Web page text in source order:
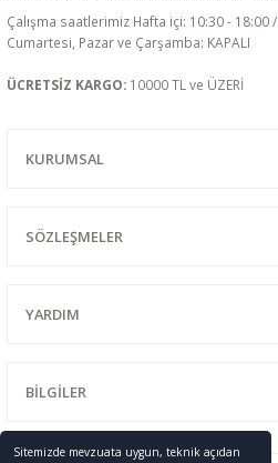
Sitemizde mevzuata uygun, teknik açıdan
Çalışma saatlerimiz Hafta içi: 10:30 - 18:00 /
Cumartesi, Pazar ve Çarşamba: KAPALI
ÜCRETSİZ KARGO: 10000 TL ve ÜZERİ
KURUMSAL
SÖZLEŞMELER
YARDIM
BİLGİLER